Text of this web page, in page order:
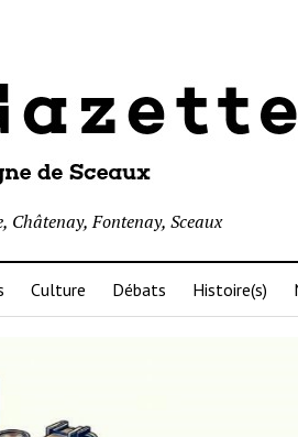
Châtenay, Fontenay, Sceaux
Culture Débats Histoire(s)